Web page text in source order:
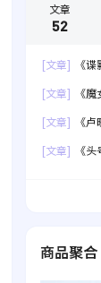
文章
52
[文章]
《
[文章]
《
[文章]
《
[文章]
《
商品聚合